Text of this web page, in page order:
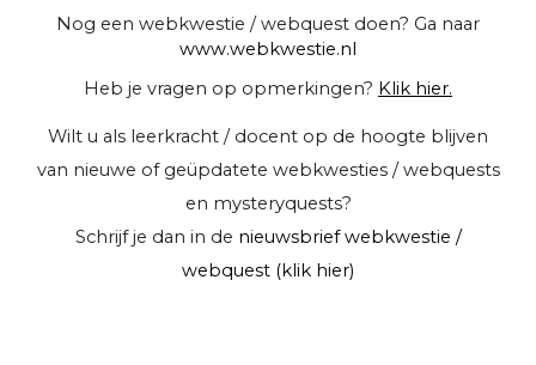
Nog een webkwestie / webquest doen? Ga naar
www.webkwestie.nl
Heb je vragen op opmerkingen? Klik hier.
Wilt u als leerkracht / docent op de hoogte blijven
van nieuwe of geüpdatete webkwesties / webquests
en mysteryquests?
Schrijf je dan in de nieuwsbrief webkwestie /
webquest (klik hier)